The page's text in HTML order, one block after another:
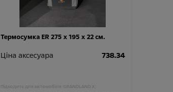
Термосумка ER 275 х 195 х 22 см.
Ціна аксесуара 738.34
Підходить для автомобіля :
GRANDLAND X;